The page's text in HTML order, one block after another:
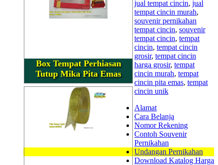
Box Tempat Perhiasan
Tutup Mika Pita Emas
jual tempat cincin, jual
tempat cincin murah,
souvenir pernikahan
tempat cincin, souvenir
tempat cincin, tempat
cincin, tempat cincin
grosir, tempat cincin
harga grosir, tempat
cincin murah, tempat
cincin pita emas, tempat
cincin unik
Alamat
Cara Belanja
Nomor Rekening
Contoh Souvenir
Pernikahan
Undangan Pernikahan
Download Katalog Harga